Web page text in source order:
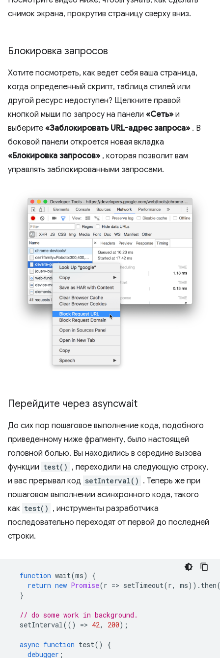
снимок экрана, прокрутив страницу сверху вниз.
Блокировка запросов
Хотите посмотреть, как ведет себя ваша страница,
когда определенный скрипт, таблица стилей или
другой ресурс недоступен? Щелкните правой
кнопкой мыши по запросу на панели «Сеть» и
выберите «Заблокировать URL-адрес запроса» . В
боковой панели откроется новая вкладка
«Блокировка запросов» , которая позволит вам
управлять заблокированными запросами.
Перейдите через asyncwait
До сих пор пошаговое выполнение кода, подобного
приведенному ниже фрагменту, было настоящей
головной болью. Вы находились в середине вызова
функции test() , переходили на следующую строку,
и вас прерывал код setInterval() . Теперь же при
пошаговом выполнении асинхронного кода, такого
как test() , инструменты разработчика
последовательно переходят от первой до последней
строки.
function wait(ms)
{
return new Promise(r => setTimeout(r, ms)). then
}
// do some work in background.
setInterval(() => 42, 200);
async function test()
{
debugger ;